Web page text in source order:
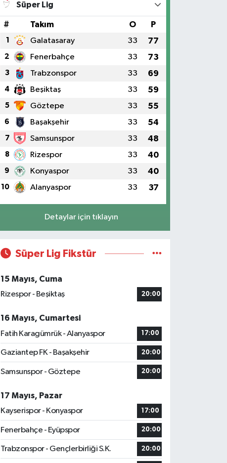
Süper Lig
# Takım O P
1 Galatasaray 33 77
2 Fenerbahçe 33 73
3 Trabzonspor 33 69
4 Beşiktaş 33 59
5 Göztepe 33 55
6 Başakşehir 33 54
7 Samsunspor 33 48
8 Rizespor 33 40
9 Konyaspor 33 40
10 Alanyaspor 33 37
Detaylar için tıklayın
Süper Lig Fikstür
15 Mayıs, Cuma
Rizespor - Beşiktaş
20:00
16 Mayıs, Cumartesi
Fatih Karagümrük - Alanyaspor
17:00
Gaziantep FK - Başakşehir 20:00
Samsunspor - Göztepe 20:00
17 Mayıs, Pazar
Kayserispor - Konyaspor
17:00
Fenerbahçe - Eyüpspor 20:00
Trabzonspor - Gençlerbirliği S.K. 20:00